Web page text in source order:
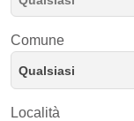
Comune
Qualsiasi
Località